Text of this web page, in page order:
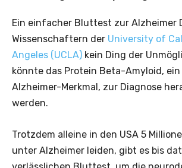
Ein einfacher Bluttest zur Alzheimer
Wissenschaftern der University of
Angeles (UCLA) kein Ding der
könnte das Protein Beta-Amyloid,
Alzheimer-Merkmal, zur Diagnose
werden.
Trotzdem alleine in den USA 5
unter Alzheimer leiden, gibt es bis